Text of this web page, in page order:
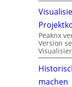
Peaknx
Version
machen